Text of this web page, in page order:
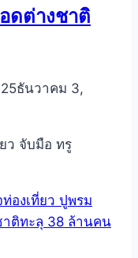
ดต่างชาติ
ธันวาคม 3,
ว จับมือ ทรู
องเที่ยว ปูพรม
ติทะลุ 38 ล้านคน